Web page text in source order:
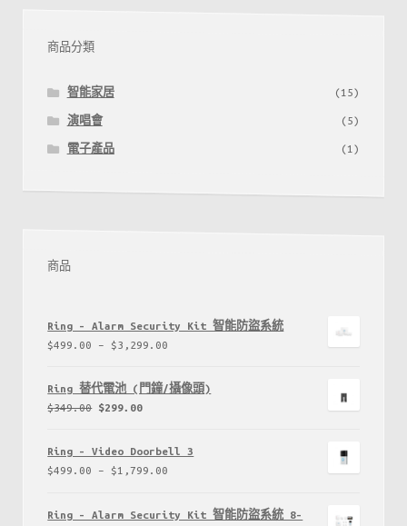
商品分類
智能家居 (15)
演唱會 (5)
電子產品 (1)
商品
Ring - Alarm Security Kit 智能防盜系統
$499.00 – $3,299.00
Ring 替代電池 (門鐘/攝像頭)
$349.00 $299.00
Ring - Video Doorbell 3
$499.00 – $1,799.00
Ring - Alarm Security Kit 智能防盜系統 8-